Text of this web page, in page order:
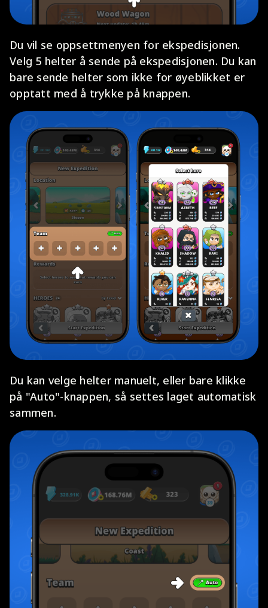
Du vil se oppsettmenyen for ekspedisjonen.
Velg 5 helter å sende på ekspedisjonen. Du kan
bare sende helter som ikke for øyeblikket er
opptatt med å trykke på knappen.
Du kan velge helter manuelt, eller bare klikke
på "Auto"-knappen, så settes laget automatisk
sammen.